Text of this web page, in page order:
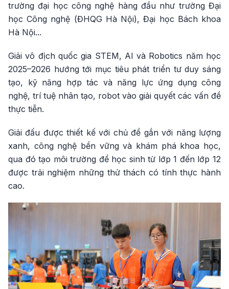
trường đại học công nghệ hàng đầu như trường Đại
học Công nghệ (ĐHQG Hà Nội), Đại học Bách khoa
Hà Nội...
Giải vô địch quốc gia STEM, AI và Robotics năm học
2025–2026 hướng tới mục tiêu phát triển tư duy sáng
tạo, kỹ năng hợp tác và năng lực ứng dụng công
nghệ, trí tuệ nhân tạo, robot vào giải quyết các vấn đề
thực tiễn.
Giải đấu được thiết kế với chủ đề gắn với năng lượng
xanh, công nghệ bền vững và khám phá khoa học,
qua đó tạo môi trường để học sinh từ lớp 1 đến lớp 12
được trải nghiệm những thử thách có tính thực hành
cao.